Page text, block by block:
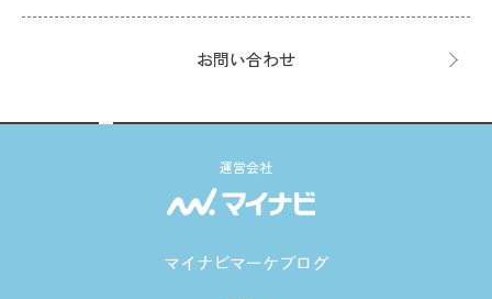
お問い合わせ
運営会社
マイナビマーケブログ